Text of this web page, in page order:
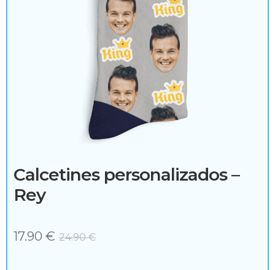
r
o
Calcetines personalizados –
Rey
17.90 € 24.90€